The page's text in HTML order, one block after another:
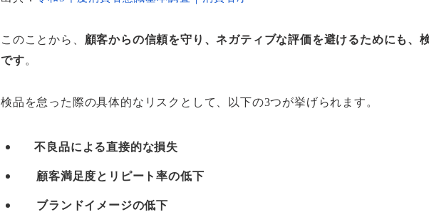
このことから、 顧客からの信頼を守り、ネガティブな評価を避けるためにも、
です。
検品を怠った際の具体的なリスクとして、以下の3つが挙げられます。
不良品による直接的な損失
顧客満足度とリピート率の低下
ブランドイメージの低下